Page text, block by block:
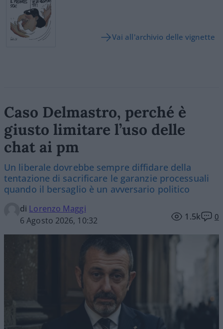
Vai all'archivio delle vignette
Caso Delmastro, perché è
giusto limitare l’uso delle
chat ai pm
Un liberale dovrebbe sempre diffidare della
tentazione di sacrificare le garanzie processuali
quando il bersaglio è un avversario politico
di Lorenzo Maggi
6 Agosto 2026, 10:32
1.5k 0